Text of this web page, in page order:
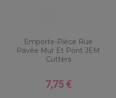
Emporte-Pièce Rue
Pavée Mur Et Pont JEM
Cutters
Prix
7,75 €